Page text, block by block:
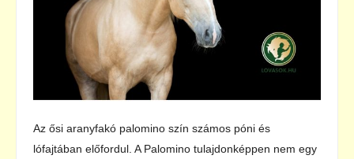
Az ősi aranyfakó palomino szín számos póni és
lófajtában előfordul. A Palomino tulajdonképpen nem egy